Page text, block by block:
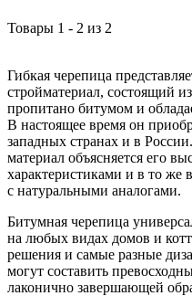
Товары 1 - 2 из 2
Гибкая черепица
стройматериал, состоящий
пропитано битумом и
В настоящее время он
западных странах и в
материал объясняется его
характеристиками и в то же
с натуральными аналогами.
Битумная черепица
на любых видах домов и
решения и самые разные
могут составить
лаконично завершающей